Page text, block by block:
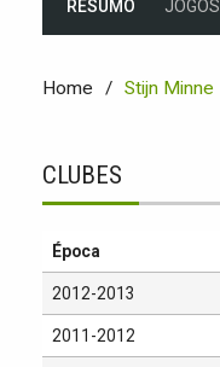
RESUMO JOGOS
Home Stijn Minne
CLUBES
Época
2012-2013
2011-2012